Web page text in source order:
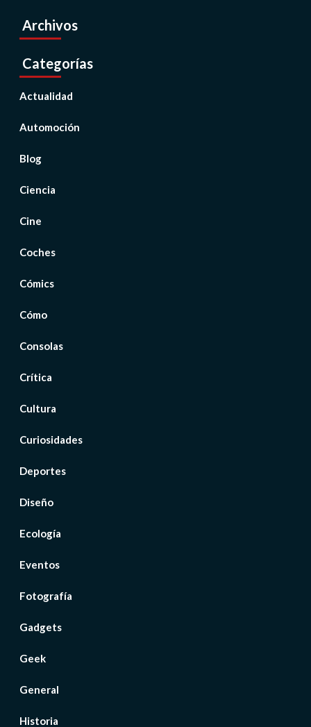
Archivos
Categorías
Actualidad
Automoción
Blog
Ciencia
Cine
Coches
Cómics
Cómo
Consolas
Crítica
Cultura
Curiosidades
Deportes
Diseño
Ecología
Eventos
Fotografía
Gadgets
Geek
General
Historia